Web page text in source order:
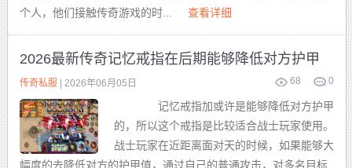
个人，他们接触传奇游戏的时...
查看详细
2026最新传奇记忆戒指在后期能够降低对方护甲
68 0
传奇私服| 2026年06月05日
记忆戒指加或许是能够降低对方护甲
的，所以这个戒指是比较适合战士玩家使用。
战士玩家在近距离面对天的时候，如果能够大
幅度的去降低对方的护甲值，通过自己的普通攻击，对多名目标